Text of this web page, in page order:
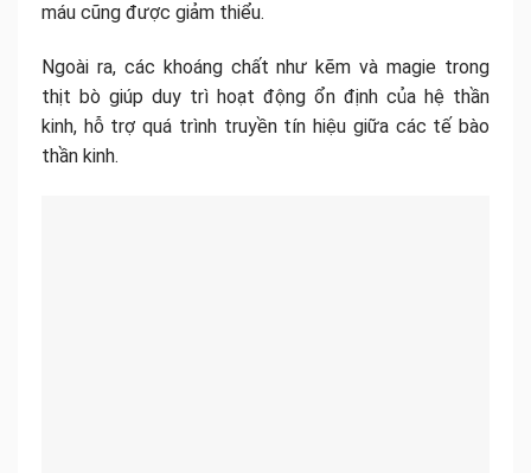
máu cũng được giảm thiểu.
Ngoài ra, các khoáng chất như kẽm và magie trong
thịt bò giúp duy trì hoạt động ổn định của hệ thần
kinh, hỗ trợ quá trình truyền tín hiệu giữa các tế bào
thần kinh.